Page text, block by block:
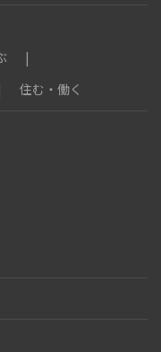
住む・働く